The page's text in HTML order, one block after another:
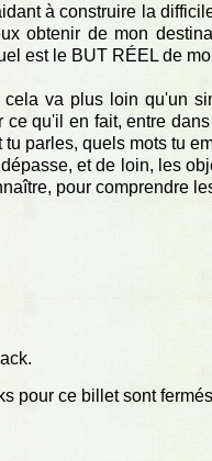
à construire la
obtenir de mon
est le BUT RÉEL de
va plus loin qu'un
ce qu'il en fait, entre
tu parles, quels mots tu
et de loin, les
pour comprendre
pour ce billet sont